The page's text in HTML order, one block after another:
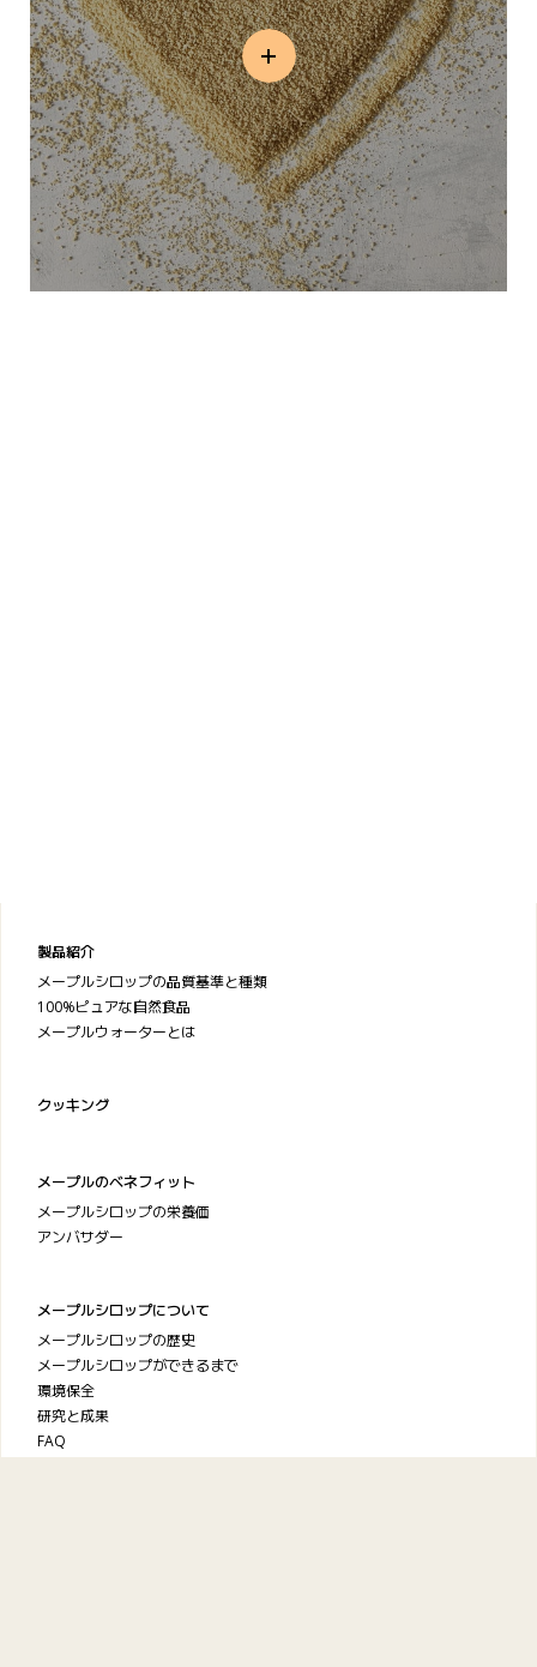
製品紹介
メープルシロップの品質基準と種類
100%ピュアな自然食品
メープルウォーターとは
クッキング
メープルのベネフィット
メープルシロップの栄養価
アンバサダー
メープルシロップについて
メープルシロップの歴史
メープルシロップができるまで
環境保全
研究と成果
FAQ